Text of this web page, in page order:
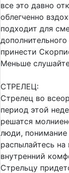
все это давно
облегченно
подходит для
принести
Меньше
СТРЕЛЕЦ:
Стрелец во
период этой
решатся
люди, понимание
распылайтесь
внутренний
Стрельцу